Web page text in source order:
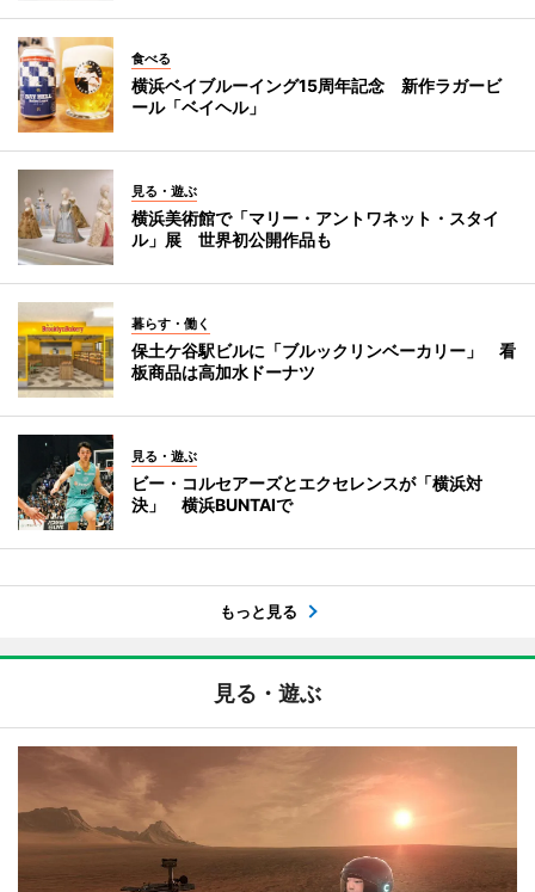
食べる
横浜ベイブルーイング15周年記念 新作ラガービ
ール「ベイヘル」
見る・遊ぶ
横浜美術館で「マリー・アントワネット・スタイ
ル」展 世界初公開作品も
暮らす・働く
保土ケ谷駅ビルに「ブルックリンベーカリー」 看
板商品は高加水ドーナツ
見る・遊ぶ
ビー・コルセアーズとエクセレンスが「横浜対
決」 横浜BUNTAIで
もっと見る
見る・遊ぶ